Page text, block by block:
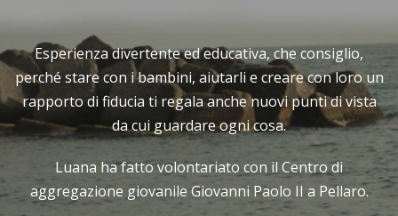
che consiglio,
con loro un
punti di vista
il Centro di
II a Pellaro.
Un’esperienza che porterò
soprattutto, che rifarei altre
Antonino ha fatto volontariato
pediatria.
Antonino Calabrese , ITE "Piria"